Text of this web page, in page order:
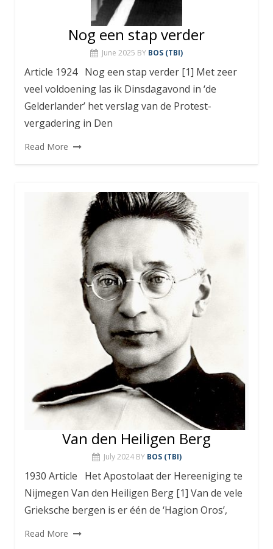
Nog een stap verder
June 2025 BY BOS (TBI)
Article 1924 Nog een stap verder [1] Met zeer
veel voldoening las ik Dinsdagavond in ‘de
Gelderlander’ het verslag van de Protest-
vergadering in Den
Read More
Van den Heiligen Berg
July 2024 BY BOS (TBI)
1930 Article Het Apostolaat der Hereeniging te
Nijmegen Van den Heiligen Berg [1] Van de vele
Grieksche bergen is er één de ‘Hagion Oros’,
Read More